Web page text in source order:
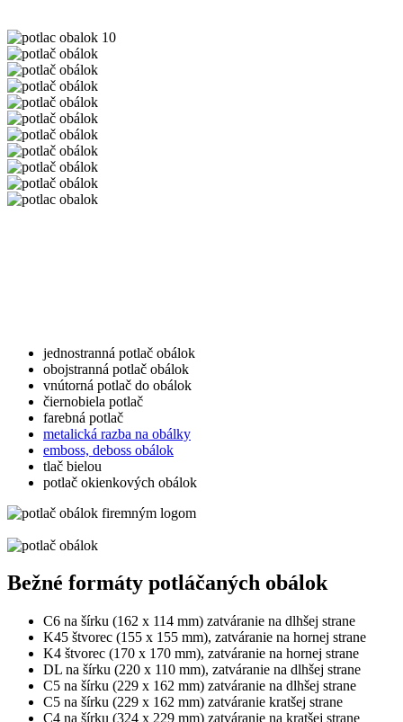
jednostranná potlač obálok
obojstranná potlač obálok
vnútorná potlač do obálok
čiernobiela potlač
farebná potlač
metalická razba na obálky
emboss, deboss obálok
tlač bielou
potlač okienkových obálok
Bežné formáty potláčaných obálok
C6 na šírku (162 x 114 mm) zatváranie na dlhšej strane
K45 štvorec (155 x 155 mm), zatváranie na hornej strane
K4 štvorec (170 x 170 mm), zatváranie na hornej strane
DL na šírku (220 x 110 mm), zatváranie na dlhšej strane
C5 na šírku (229 x 162 mm) zatváranie na dlhšej strane
C5 na šírku (229 x 162 mm) zatváranie kratšej strane
C4 na šírku (324 x 229 mm) zatváranie na kratšej strane